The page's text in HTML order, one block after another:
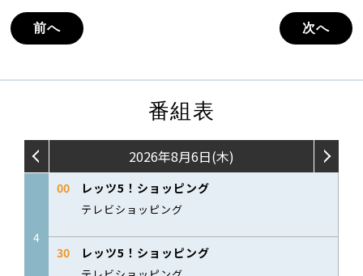
前へ 次へ
番組表